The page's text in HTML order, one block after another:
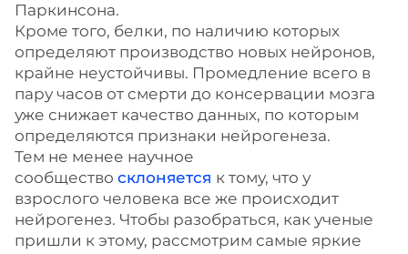
Паркинсона.
Кроме того, белки, по наличию которых
определяют производство новых нейронов,
крайне неустойчивы. Промедление всего в
пару часов от смерти до консервации мозга
уже снижает качество данных, по которым
определяются признаки нейрогенеза.
Тем не менее научное
сообщество склоняется к тому, что у
взрослого человека все же происходит
нейрогенез. Чтобы разобраться, как ученые
пришли к этому, рассмотрим самые яркие